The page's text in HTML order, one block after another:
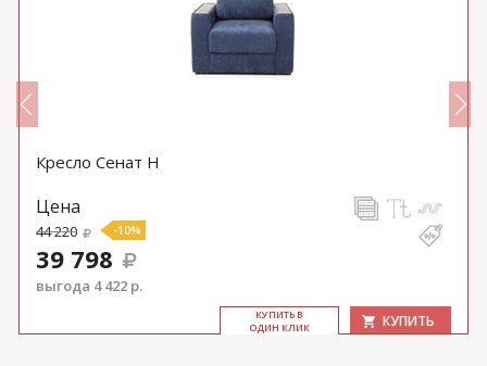
Кресло Сенат Н
Цена
44 220 -10%
39 798
выгода 4 422 р.
КУ­ПИТЬ В
ОДИН КЛИК
КУПИТЬ